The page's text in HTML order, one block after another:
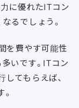
に優れたITコン
るでしょう。
を費やす可能性
いです。ITコン
てもらえば、